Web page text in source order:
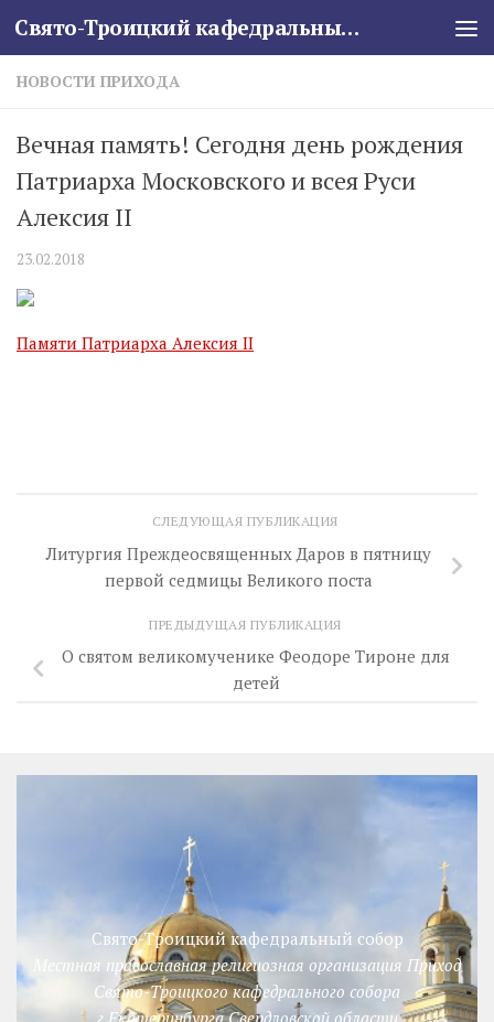
Skip to content Свято-Троицкий кафедральный собор
НОВОСТИ ПРИХОДА
Вечная память! Сегодня день рождения
Патриарха Московского и всея Руси
Алексия II
23.02.2018
Памяти Патриарха Алексия II
СЛЕДУЮЩАЯ ПУБЛИКАЦИЯ
Литургия Преждеосвященных Даров в пятницу
первой седмицы Великого поста
ПРЕДЫДУЩАЯ ПУБЛИКАЦИЯ
О святом великомученике Феодоре Тироне для
детей
Свято-Троицкий кафедральный собор
Местная православная религиозная организация Приход
Свято-Троицкого кафедрального собора
г.Екатеринбурга Свердловской области